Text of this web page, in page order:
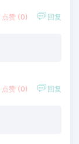
点赞 (0)  回复
点赞 (0)  回复